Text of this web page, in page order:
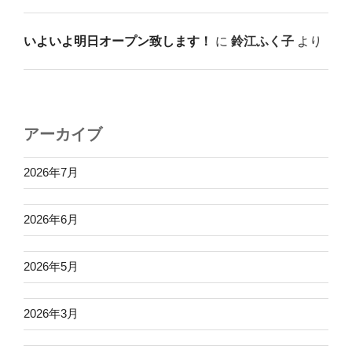
いよいよ明日オープン致します！ に 鈴江ふく子 より
アーカイブ
2026年7月
2026年6月
2026年5月
2026年3月